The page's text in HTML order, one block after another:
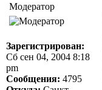
Модератор
Зарегистрирован:
Сб сен 04, 2004 8:18
pm
Сообщения: 4795